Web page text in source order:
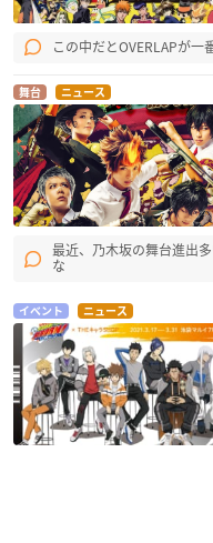
この中だとOVERLAPが一
舞台 ニュース
最近、乃木坂の舞台進出
な
イベント ニュース